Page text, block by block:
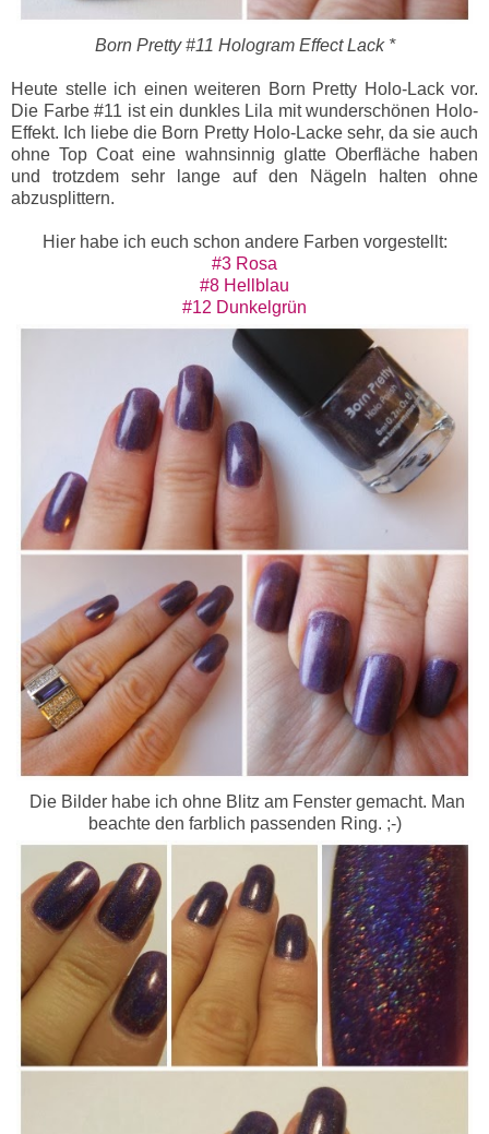
Born Pretty #11 Hologram Effect Lack *
Heute stelle ich einen weiteren Born Pretty Holo-Lack vor.
Die Farbe #11 ist ein dunkles Lila mit wunderschönen Holo-
Effekt. Ich liebe die Born Pretty Holo-Lacke sehr, da sie auch
ohne Top Coat eine wahnsinnig glatte Oberfläche haben
und trotzdem sehr lange auf den Nägeln halten ohne
abzusplittern.
Hier habe ich euch schon andere Farben vorgestellt:
#3 Rosa
#8 Hellblau
#12 Dunkelgrün
Die Bilder habe ich ohne Blitz am Fenster gemacht. Man
beachte den farblich passenden Ring. ;-)